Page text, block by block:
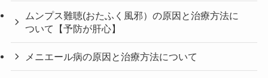
ムンプス難聴(おたふく風邪）の原因と治療方法に
ついて【予防が肝心】
メニエール病の原因と治療方法について